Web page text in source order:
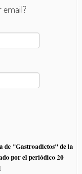
email?
de "Gastroadictos" de la
por el periódico 20